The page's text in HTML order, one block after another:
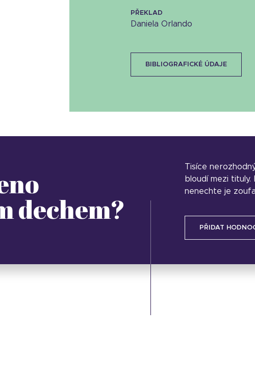
PŘEKLAD
Daniela Orlando
BIBLIOGRAFICKÉ ÚDAJE
dechem?
Tisíce
bloudí mezi
nenechte je
PŘIDAT